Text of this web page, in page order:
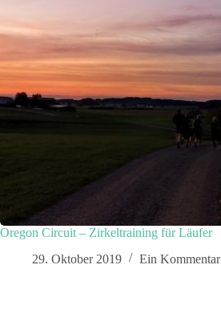
Oregon Circuit – Zirkeltraining für Läufer
29. Oktober 2019
Ein Kommentar